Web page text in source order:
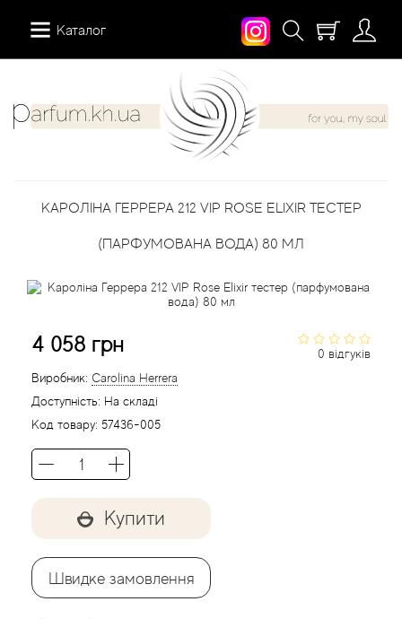
Каталог
КАРОЛІНА ГЕРРЕРА 212 VIP ROSE ELIXIR ТЕСТЕР
(ПАРФУМОВАНА ВОДА) 80 МЛ
0 відгуків
4 058 грн
Виробник: Carolina Herrera
Доступність: На складі
Код товару: 57436-005
Купити
Швидке замовлення
12 Parfumeurs Francais
Absolument Parfumeur
Acca Kappa
Acqua di Parma
Acqua di Sardegna
Adidas
Aedes de Venustas
Про нас
Cтатті
Мій аккаунт